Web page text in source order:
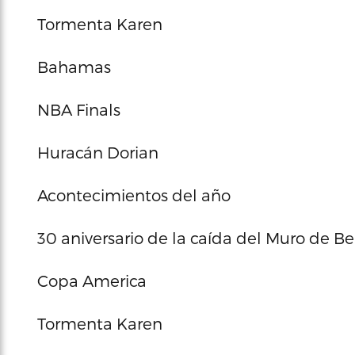
Tormenta Karen
Bahamas
NBA Finals
Huracán Dorian
Acontecimientos del año
30 aniversario de la caída del Muro de
Copa America
Tormenta Karen